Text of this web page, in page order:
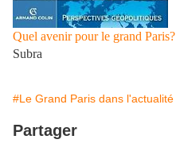
Quel avenir pour le grand Paris?
Subra
#Le Grand Paris dans l'actualité
Partager